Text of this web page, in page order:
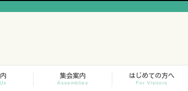
集会案内
Assemblies
はじめての方へ
For Visitors